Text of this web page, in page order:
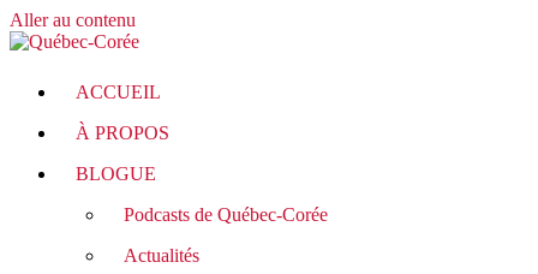
Aller au contenu
ACCUEIL
À PROPOS
BLOGUE
Podcasts de Québec-Corée
Actualités